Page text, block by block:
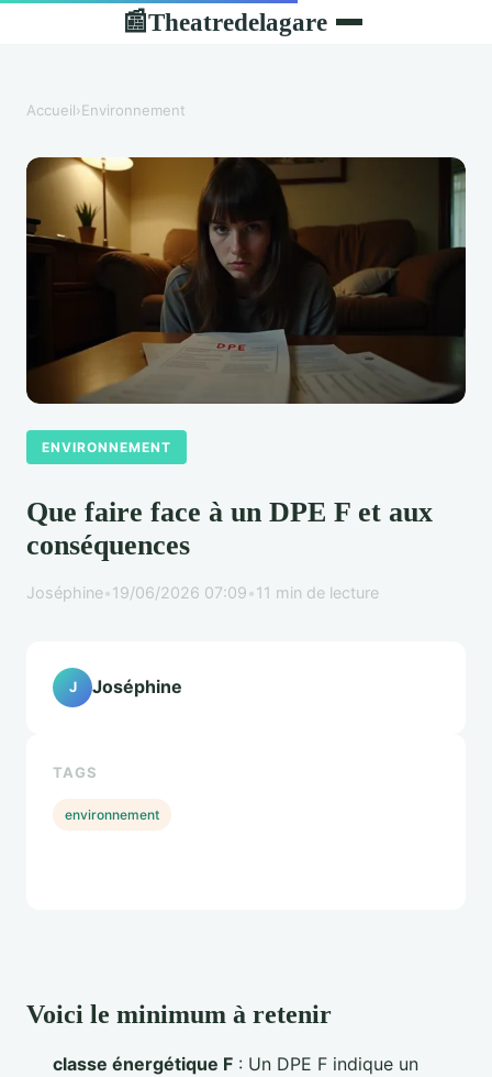
📰Theatredelagare
Accueil›Environnement
ENVIRONNEMENT
Que faire face à un DPE F et aux
conséquences
Joséphine•19/06/2026 07:09•11 min de lecture
Voici le minimum à retenir
classe énergétique F : Un DPE F indique un
J Joséphine
TAGS
environnement